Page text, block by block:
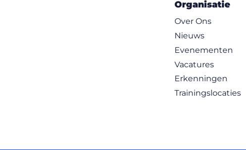
Organisatie
Over Ons
Nieuws
Evenementen
Vacatures
Erkenningen
Trainingslocaties